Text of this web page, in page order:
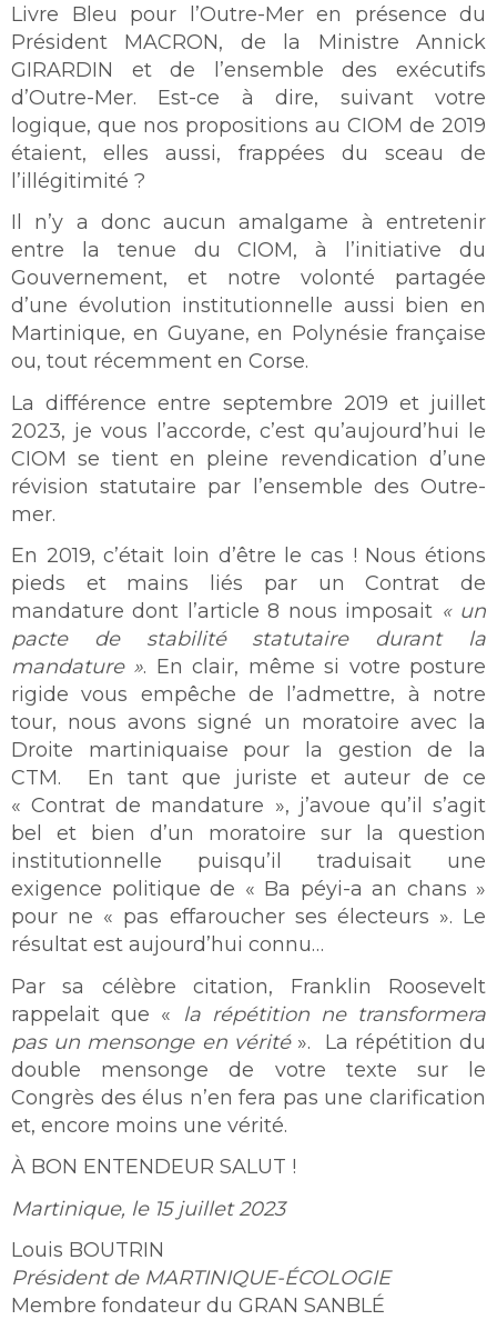
Livre Bleu pour l’Outre-Mer en présence du
Président MACRON, de la Ministre Annick
GIRARDIN et de l’ensemble des exécutifs
d’Outre-Mer. Est-ce à dire, suivant votre
logique, que nos propositions au CIOM de 2019
étaient, elles aussi, frappées du sceau de
l’illégitimité ?
Il n’y a donc aucun amalgame à entretenir
entre la tenue du CIOM, à l’initiative du
Gouvernement, et notre volonté partagée
d’une évolution institutionnelle aussi bien en
Martinique, en Guyane, en Polynésie française
ou, tout récemment en Corse.
La différence entre septembre 2019 et juillet
2023, je vous l’accorde, c’est qu’aujourd’hui le
CIOM se tient en pleine revendication d’une
révision statutaire par l’ensemble des Outre-
mer.
En 2019, c’était loin d’être le cas ! Nous étions
pieds et mains liés par un Contrat de
mandature dont l’article 8 nous imposait « un
pacte de stabilité statutaire durant la
mandature ». En clair, même si votre posture
rigide vous empêche de l’admettre, à notre
tour, nous avons signé un moratoire avec la
Droite martiniquaise pour la gestion de la
CTM. En tant que juriste et auteur de ce
« Contrat de mandature », j’avoue qu’il s’agit
bel et bien d’un moratoire sur la question
institutionnelle puisqu’il traduisait une
exigence politique de « Ba péyi-a an chans »
pour ne « pas effaroucher ses électeurs ». Le
résultat est aujourd’hui connu…
Par sa célèbre citation, Franklin Roosevelt
rappelait que «
la répétition ne transformera
pas un mensonge en vérité». La répétition du
double mensonge de votre texte sur le
Congrès des élus n’en fera pas une clarification
et, encore moins une vérité.
À BON ENTENDEUR SALUT !
Martinique, le 15 juillet 2023
Louis BOUTRIN
Président de MARTINIQUE-ÉCOLOGIE
Membre fondateur du GRAN SANBLÉ